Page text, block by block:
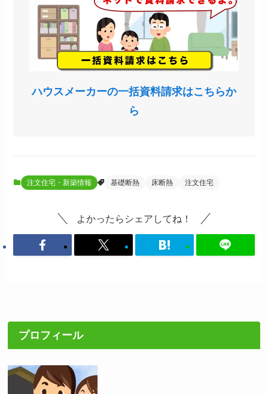
ハウスメーカーの一括資料請求はこちらか
ら
注文住宅・新築情報 基礎断熱 床断熱 注文住宅
よかったらシェアしてね！
プロフィール